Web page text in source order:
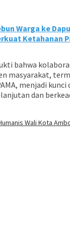
Warga ke
Ketahanan
bahwa
masyarakat,
menjadi
dan
Wali Kota